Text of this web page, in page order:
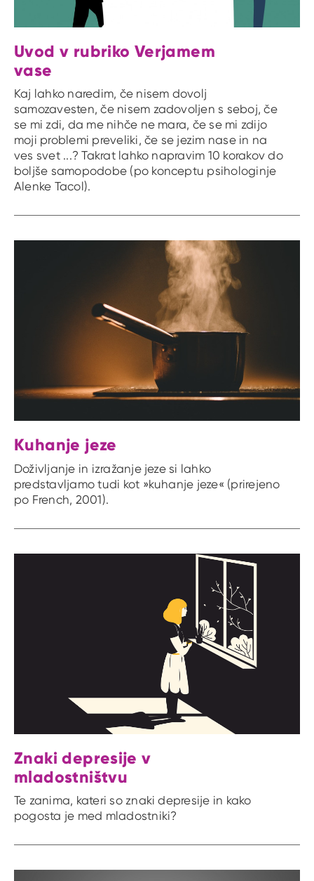
Uvod v rubriko Verjamem
vase
Kaj lahko naredim, če nisem dovolj
samozavesten, če nisem zadovoljen s seboj, če
se mi zdi, da me nihče ne mara, če se mi zdijo
moji problemi preveliki, če se jezim nase in na
ves svet ...? Takrat lahko napravim 10 korakov do
boljše samopodobe (po konceptu psihologinje
Alenke Tacol).
Kuhanje jeze
Doživljanje in izražanje jeze si lahko
predstavljamo tudi kot »kuhanje jeze« (prirejeno
po French, 2001).
Znaki depresije v
mladostništvu
Te zanima, kateri so znaki depresije in kako
pogosta je med mladostniki?